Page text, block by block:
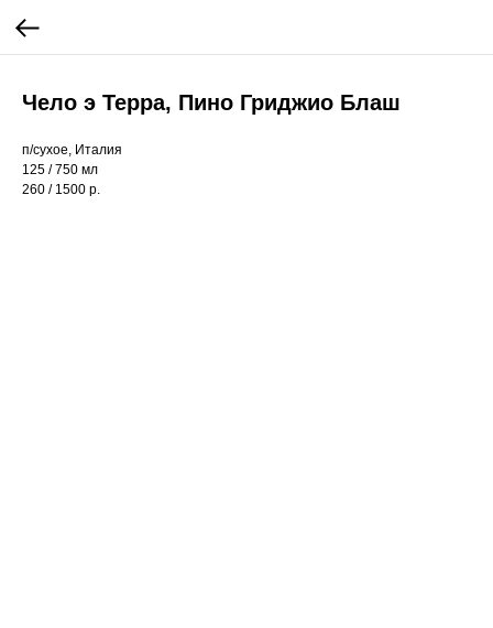
Чело э Терра, Пино Гриджио Блаш
п/сухое, Италия
125 / 750 мл
260 / 1500 р.